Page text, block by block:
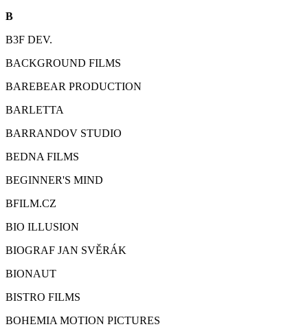
B
B3F DEV.
BACKGROUND FILMS
BAREBEAR PRODUCTION
BARLETTA
BARRANDOV STUDIO
BEDNA FILMS
BEGINNER'S MIND
BFILM.CZ
BIO ILLUSION
BIOGRAF JAN SVĚRÁK
BIONAUT
BISTRO FILMS
BOHEMIA MOTION PICTURES